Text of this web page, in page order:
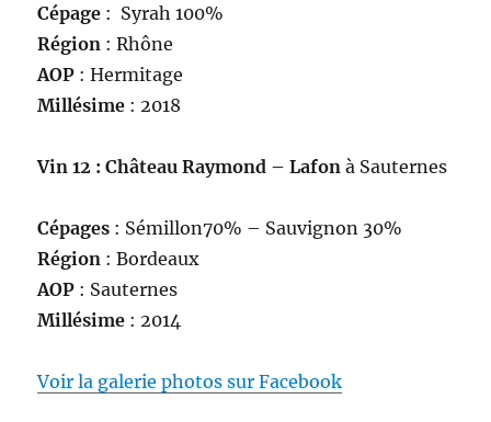
Cépage : Syrah 100%
Région : Rhône
AOP : Hermitage
Millésime : 2018
Vin 12 : Château Raymond – Lafon à Sauternes
Cépages : Sémillon70% – Sauvignon 30%
Région : Bordeaux
AOP : Sauternes
Millésime : 2014
Voir la galerie photos sur Facebook